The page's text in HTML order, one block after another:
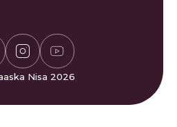
Is-xilqaan
Bogaadin & Cabashooyin
Su'aalaha Badanaa La Is
Nala Soo Xiriir
Nisa 2026